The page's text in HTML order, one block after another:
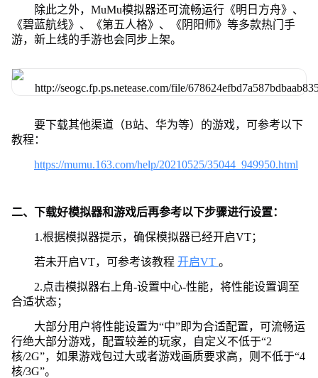
除此之外，MuMu模拟器还可流畅运行《明日方舟》、
《碧蓝航线》、《第五人格》、《阴阳师》等多款热门手
游，新上线的手游也会同步上架。
要下载其他渠道（B站、华为等）的游戏，可参考以下
教程：
https://mumu.163.com/help/20210525/35044_949950.html
二、下载好模拟器和游戏后再参考以下步骤进行设置：
1.根据模拟器提示，确保模拟器已经开启VT；
若未开启VT，可参考该教程 开启VT 。
2.点击模拟器右上角-设置中心-性能，将性能设置调至
合适状态；
大部分用户将性能设置为“中”即为合适配置，可流畅运
行绝大部分游戏，配置较差的玩家，自定义不低于“2
核/2G”，如果游戏包过大或者游戏画质要求高，则不低于“4
核/3G”。